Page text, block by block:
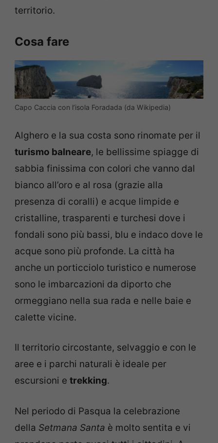
territorio.
Cosa fare
Capo Caccia con l’isola Foradada (da Wikipedia)
Alghero e la sua costa sono rinomate per il
turismo balneare, le bellissime spiagge di
sabbia finissima con colori che vanno dal
bianco all’oro e al rosa (grazie alla
presenza di coralli) e acque limpide e
cristalline, trasparenti e turchesi dove i
fondali sono più bassi, blu e indaco dove le
acque sono più profonde. La città ha
anche un porticciolo turistico e numerose
sono le imbarcazioni da diporto che
ormeggiano nella sua rada e nelle baie e
calette vicine.
Il territorio circostante, selvaggio e con le
aree e i parchi naturali è ideale per
escursioni e trekking.
Nel periodo di Pasqua la celebrazione
della Setmana Santa è molto sentita e vi